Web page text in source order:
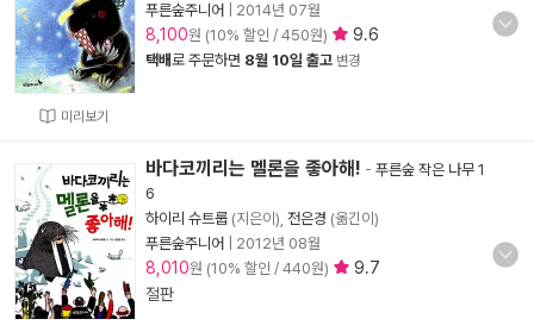
미리보기
푸른숲주니어
2014년 07월
8,100원 (10% 할인 / 450원) 9.6
택배로 주문하면 8월 10일 출고 변경
바다코끼리는 멜론을 좋아해! - 푸른숲 작은 나무 1
6
하이리 슈트룹 (지은이), 전은경 (옮긴이)
푸른숲주니어
2012년 08월
8,010원 (10% 할인 / 440원)
9.7
절판